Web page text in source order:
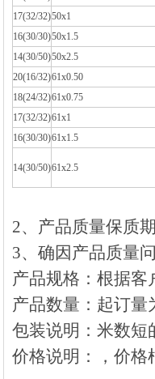
17(32/32)50x1
16(30/30)50x1.5
14(30/50)50x2.5
20(16/32)61x0.50
18(24/32)61x0.75
17(32/32)61x1
16(30/30)61x1.5
14(30/50)61x2.5
2、产品质量保质
3、确因产品质量
产品规格：根据
产品数量：起订量
包装说明：米数
价格说明：，